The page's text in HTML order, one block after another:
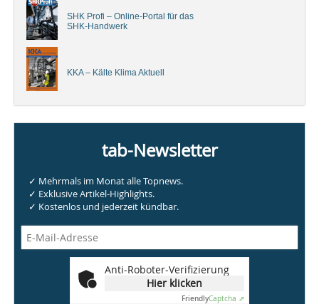
SHK Profi – Online-Portal für das
SHK-Handwerk
KKA – Kälte Klima Aktuell
tab-Newsletter
✓ Mehrmals im Monat alle Topnews.
✓ Exklusive Artikel-Highlights.
✓ Kostenlos und jederzeit kündbar.
Anti-Roboter-Verifizierung
Hier klicken
FriendlyCaptcha ⇗